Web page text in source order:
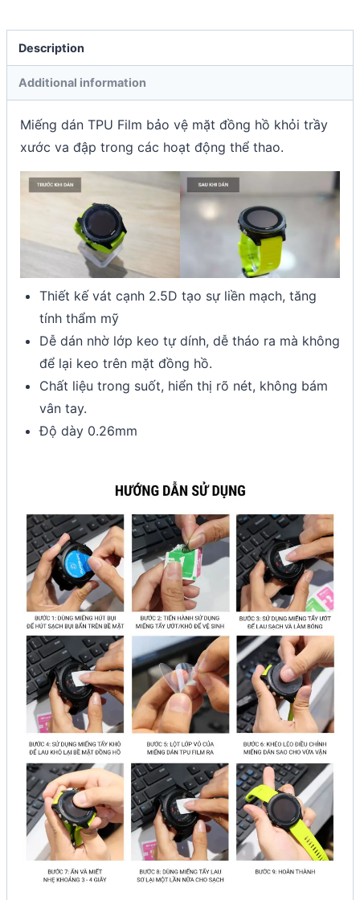
Description
Additional information
Miếng dán TPU Film bảo vệ mặt đồng hồ khỏi trầy
xước va đập trong các hoạt động thể thao.
Thiết kế vát cạnh 2.5D tạo sự liền mạch, tăng
tính thẩm mỹ
Dễ dán nhờ lớp keo tự dính, dễ tháo ra mà không
để lại keo trên mặt đồng hồ.
Chất liệu trong suốt, hiển thị rõ nét, không bám
vân tay.
Độ dày 0.26mm